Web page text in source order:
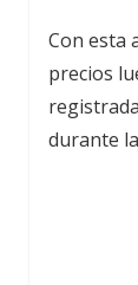
Con esta
precios
durante